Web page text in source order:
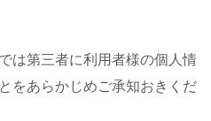
は第三者に利用者様の個人情
をあらかじめご承知おきくだ